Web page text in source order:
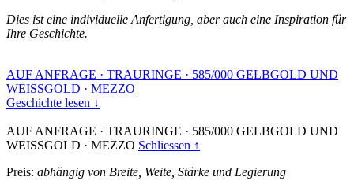
Dies ist eine individuelle Anfertigung, aber auch eine Inspiration für
Ihre Geschichte.
AUF ANFRAGE · TRAURINGE · 585/000 GELBGOLD UND
WEISSGOLD · MEZZO
Geschichte lesen ↓
AUF ANFRAGE · TRAURINGE · 585/000 GELBGOLD UND
WEISSGOLD · MEZZO Schliessen ↑
Preis: abhängig von Breite, Weite, Stärke und Legierung